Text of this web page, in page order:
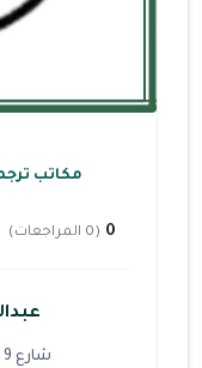
مكاتب
0 (0 المراجعات)
شارع 9 - حي, السوق، الدمام 32242